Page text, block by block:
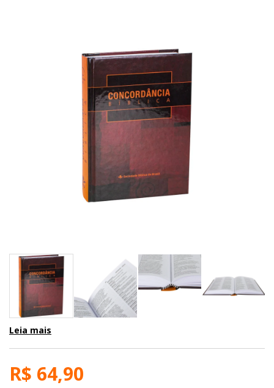
Leia mais
R$ 64,90